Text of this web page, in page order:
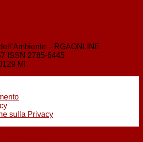
– RGAONLINE
ISSN 2785-6445
MI
sulla Privacy